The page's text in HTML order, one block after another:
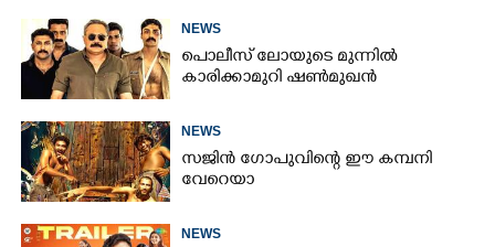
NEWS
പൊലീസ് ലോയുടെ മുന്നിൽ
കാരിക്കാമുറി ഷൺമുഖൻ
NEWS
സജിൻ ഗോപുവിന്റെ ഈ കമ്പനി
വേറെയാ
NEWS